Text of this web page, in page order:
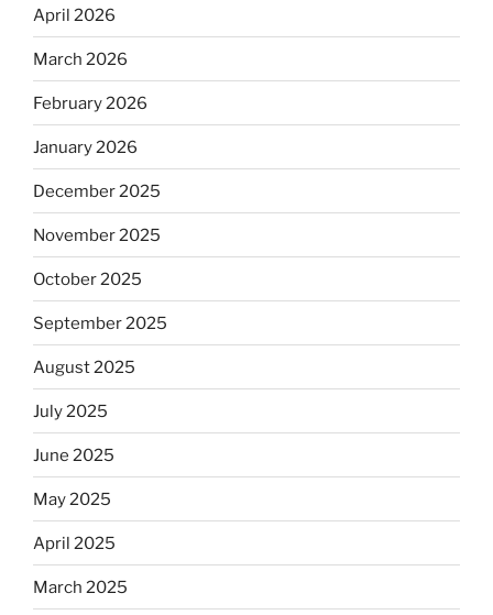
April 2026
March 2026
February 2026
January 2026
December 2025
November 2025
October 2025
September 2025
August 2025
July 2025
June 2025
May 2025
April 2025
March 2025